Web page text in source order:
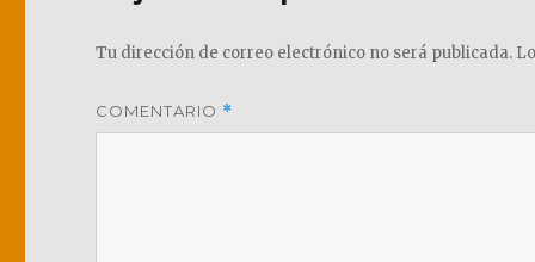
Tu dirección de correo electrónico no será publicada.
COMENTARIO *